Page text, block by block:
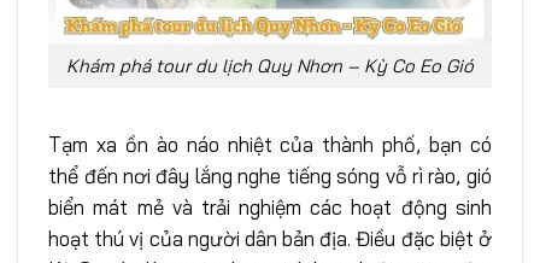
Khám phá tour du lịch Quy Nhơn – Kỳ Co Eo Gió
Tạm xa ồn ào náo nhiệt của thành phố, bạn có
thể đến nơi đây lắng nghe tiếng sóng vỗ rì rào, gió
biển mát mẻ và trải nghiệm các hoạt động sinh
hoạt thú vị của người dân bản địa. Điều đặc biệt ở